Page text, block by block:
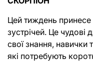
Цей тиждень принесе
зустрічей. Це чудові
свої знання, навички
які потребують